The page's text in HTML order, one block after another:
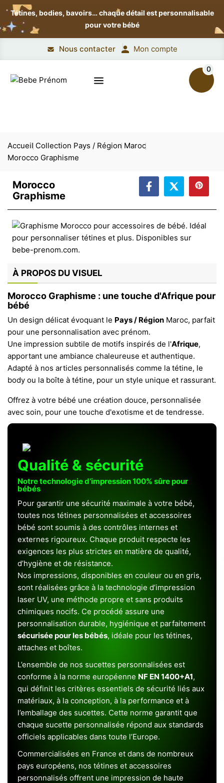
Tétines, bodies, bavoirs…chaque détail est personnalisable
pour votre bébé
Nous contacter Mon compte
0
Accueil Collection Pays / Région Maroc
Morocco Graphisme
Morocco
Graphisme
À PROPOS DU VISUEL
Morocco Graphisme : une touche d'Afrique pour
bébé
Un design délicat évoquant le Pays / Région Maroc, parfait
pour une personnalisation avec prénom.
Une impression subtile de motifs inspirés de l'Afrique,
apportant une ambiance chaleureuse et authentique.
Adapté à nos articles personnalisés comme la tétine, le
body ou la boîte à tétine, pour un style unique et rassurant.
Offrez à votre bébé une création douce, personnalisée
avec soin, pour une touche d'exotisme et de tendresse.
Qualité & sécurité
Notre technologie d’impression 100% sûre pour
bébés
Pour garantir une sécurité maximale à votre bébé,
toutes nos tétines personnalisées et accessoires
bébé sont soumis à des contrôles internes et
externes rigoureux. Chaque produit respecte les
exigences les plus strictes en matière de qualité,
d’hygiène et de résistance.
Nos impressions, disponibles en couleur ou en gris,
sont réalisées grâce à la technologie d’impression
laser UV, une méthode propre et sans produits
chimiques nocifs. Ce procédé assure une
personnalisation durable, hygiénique et parfaitement
sécurisée pour les bébés, idéale pour les tétines,
attaches et boîtes.
L’ensemble de nos sucettes personnalisées est
conforme à la norme européenne NF EN 1400+A1,
qui définit les critères essentiels de sécurité liés aux
matériaux, à la conception, à la performance et à
l’emballage des sucettes. Cette norme garantit que
chaque sucette personnalisée répond aux standards
officiels applicables dans toute l’Europe.
Commercialisées en France et dans de nombreux
pays européens, nos tétines et accessoires
personnalisés offrent une impression de haute